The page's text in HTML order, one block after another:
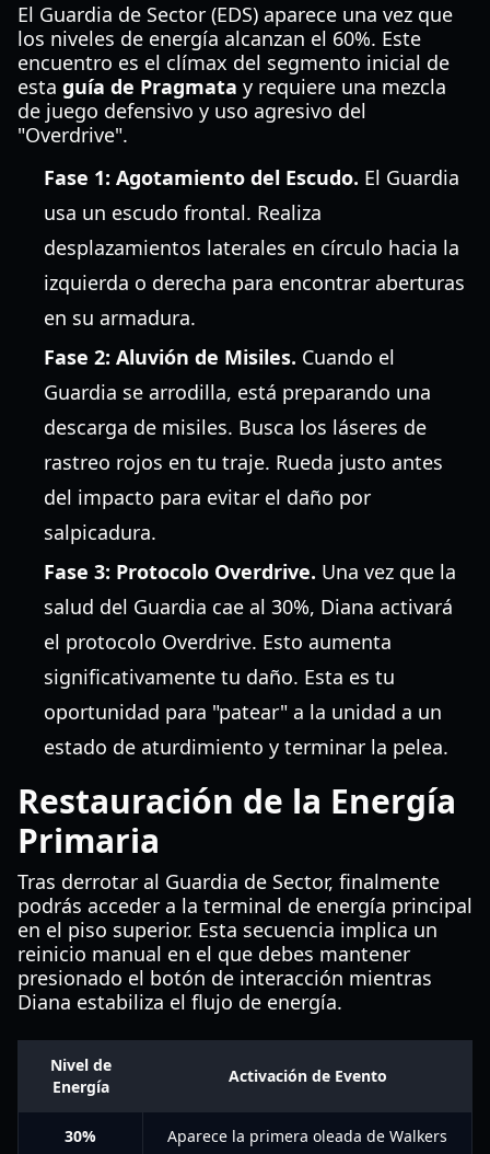
El Guardia de Sector (EDS) aparece una vez que
los niveles de energía alcanzan el 60%. Este
encuentro es el clímax del segmento inicial de
esta guía de Pragmata y requiere una mezcla
de juego defensivo y uso agresivo del
"Overdrive".
Fase 1: Agotamiento del Escudo. El Guardia
usa un escudo frontal. Realiza
desplazamientos laterales en círculo hacia la
izquierda o derecha para encontrar aberturas
en su armadura.
Fase 2: Aluvión de Misiles. Cuando el
Guardia se arrodilla, está preparando una
descarga de misiles. Busca los láseres de
rastreo rojos en tu traje. Rueda justo antes
del impacto para evitar el daño por
salpicadura.
Fase 3: Protocolo Overdrive. Una vez que la
salud del Guardia cae al 30%, Diana activará
el protocolo Overdrive. Esto aumenta
significativamente tu daño. Esta es tu
oportunidad para "patear" a la unidad a un
estado de aturdimiento y terminar la pelea.
Restauración de la Energía
Primaria
Tras derrotar al Guardia de Sector, finalmente
podrás acceder a la terminal de energía principal
en el piso superior. Esta secuencia implica un
reinicio manual en el que debes mantener
presionado el botón de interacción mientras
Diana estabiliza el flujo de energía.
Nivel de
Energía
Activación de Evento
30% Aparece la primera oleada de Walkers